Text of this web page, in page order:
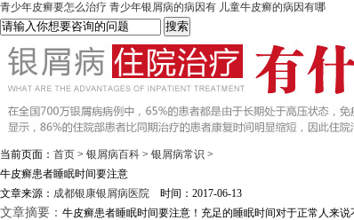
青少年皮癣要怎么治疗 青少年银屑病的病因有 儿童牛皮癣的病因有哪
当前页面： 首页 > 银屑病百科 > 银屑病常识 >
牛皮癣患者睡眠时间要注意
文章来源： 成都银康银屑病医院 时间：2017-06-13
文章摘要： 牛皮癣患者睡眠时间要注意！充足的睡眠时间对于正常人来